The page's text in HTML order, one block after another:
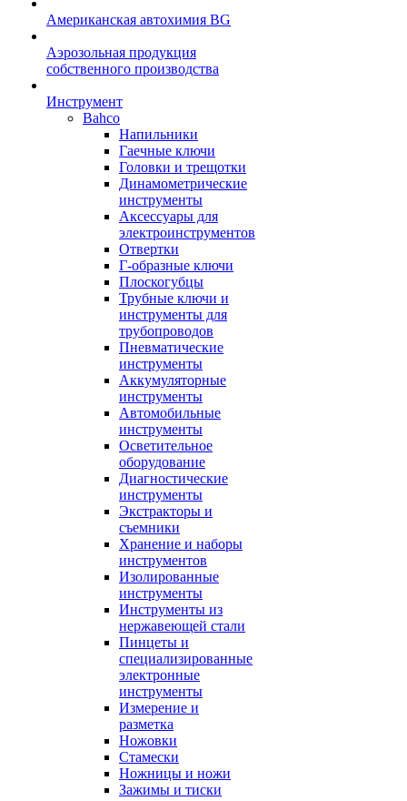
Американская автохимия BG
Аэрозольная продукция
собственного производства
Инструмент
Bahco
Напильники
Гаечные ключи
Головки и трещотки
Динамометрические
инструменты
Аксессуары для
электроинструментов
Отвертки
Г-образные ключи
Плоскогубцы
Трубные ключи и
инструменты для
трубопроводов
Пневматические
инструменты
Аккумуляторные
инструменты
Автомобильные
инструменты
Осветительное
оборудование
Диагностические
инструменты
Экстракторы и
съемники
Хранение и наборы
инструментов
Изолированные
инструменты
Инструменты из
нержавеющей стали
Пинцеты и
специализированные
электронные
инструменты
Измерение и
разметка
Ножовки
Стамески
Ножницы и ножи
Зажимы и тиски